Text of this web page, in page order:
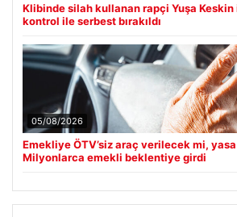
Klibinde silah kullanan rapçi Yuşa
kontrol ile serbest bırakıldı
05/08/2026
Emekliye ÖTV’siz araç verilecek mi, yasa
Milyonlarca emekli beklentiye girdi